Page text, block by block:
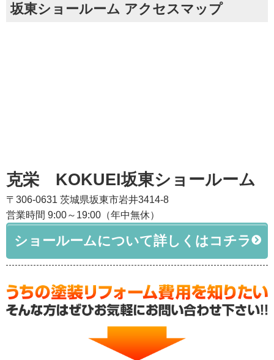
坂東ショールーム アクセスマップ
克栄 KOKUEI坂東ショールーム
〒306-0631 茨城県坂東市岩井3414-8
営業時間 9:00～19:00（年中無休）
ショールームについて詳しくはコチラ